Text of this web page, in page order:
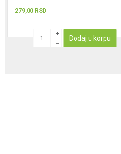
279,00 RSD
Dodaj u korpu